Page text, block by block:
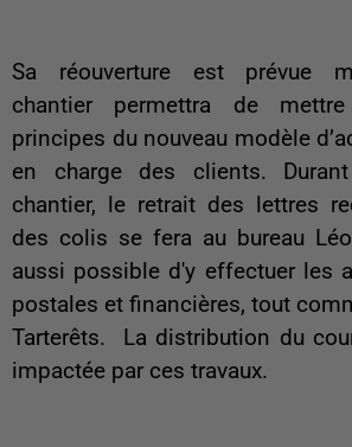
Sa réouverture est prévue
chantier permettra de
principes du nouveau modèle
en charge des clients.
chantier, le retrait des lettres
des colis se fera au bureau
aussi possible d'y effectuer les
postales et financières, tout
Tarterêts. La distribution du
impactée par ces travaux.